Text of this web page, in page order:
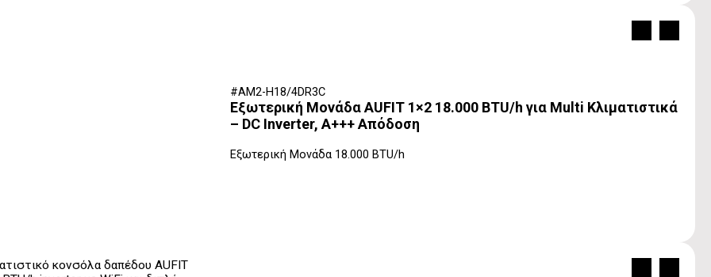
#AM2-H18/4DR3C
Εξωτερική Μονάδα AUFIT 1×2 18.000 BTU/h για Multi Κλιματιστικά
– DC Inverter, A+++ Απόδοση
Εξωτερική Μονάδα 18.000 BTU/h